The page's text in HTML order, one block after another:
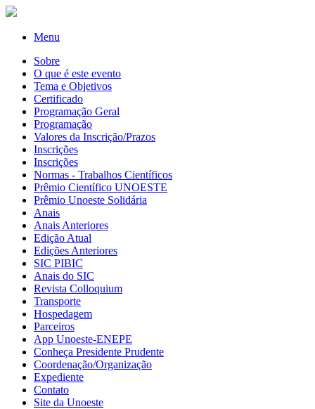
Menu
Sobre
O que é este evento
Tema e Objetivos
Certificado
Programação Geral
Programação
Valores da Inscrição/Prazos
Inscrições
Inscrições
Normas - Trabalhos Científicos
Prêmio Científico UNOESTE
Prêmio Unoeste Solidária
Anais
Anais Anteriores
Edição Atual
Edições Anteriores
SIC PIBIC
Anais do SIC
Revista Colloquium
Transporte
Hospedagem
Parceiros
App Unoeste-ENEPE
Conheça Presidente Prudente
Coordenação/Organização
Expediente
Contato
Site da Unoeste